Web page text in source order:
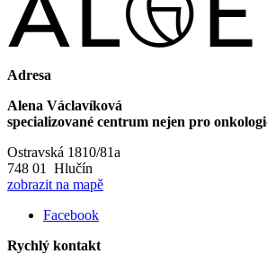
Adresa
Alena Václavíková
specializované centrum nejen pro
Ostravská 1810/81a
748 01 Hlučín
zobrazit na mapě
Facebook
Rychlý kontakt